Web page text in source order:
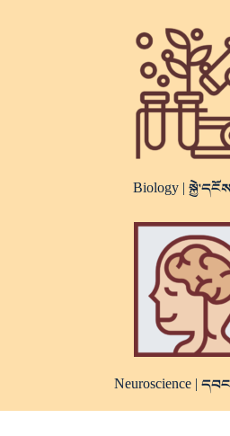
Biology |
Neuroscience |